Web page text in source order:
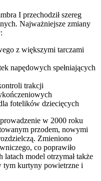
I przechodził szereg
Najważniejsze zmiany
z większymi tarczami
napędowych spełniających
trakcji
fotelików dziecięcych
w 2000 roku
przodem, nowymi
Zmieniono
co poprawiło
model otrzymał także
tym kurtyny powietrzne i